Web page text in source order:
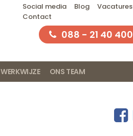
Social media Blog
Vacatures
Contact
088 - 21 40 400
WERKWIJZE
ONS TEAM